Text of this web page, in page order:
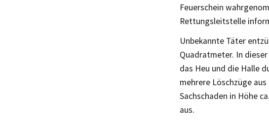
Feuerschein
Rettungsleitstelle
Unbekannte Täter
Quadratmeter. In
das Heu und die Halle
mehrere Löschzüge
Sachschaden in Höhe
aus.